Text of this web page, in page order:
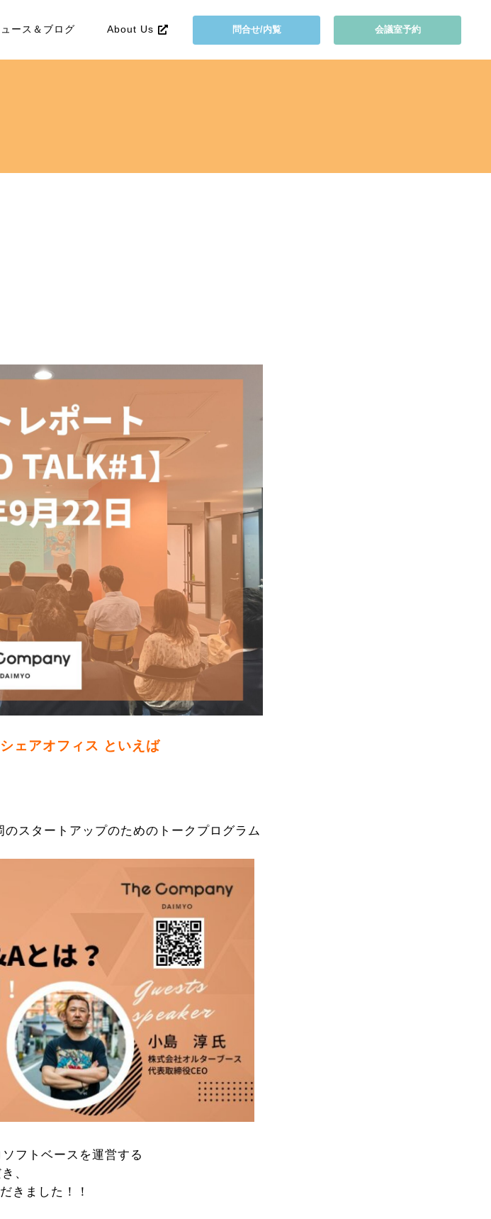
ース＆ブログ About Us 問合せ/内覧 会議室予約
ェアオフィス といえば
スタートアップのためのトークプログラム
フトベースを運営する
、
きました！！